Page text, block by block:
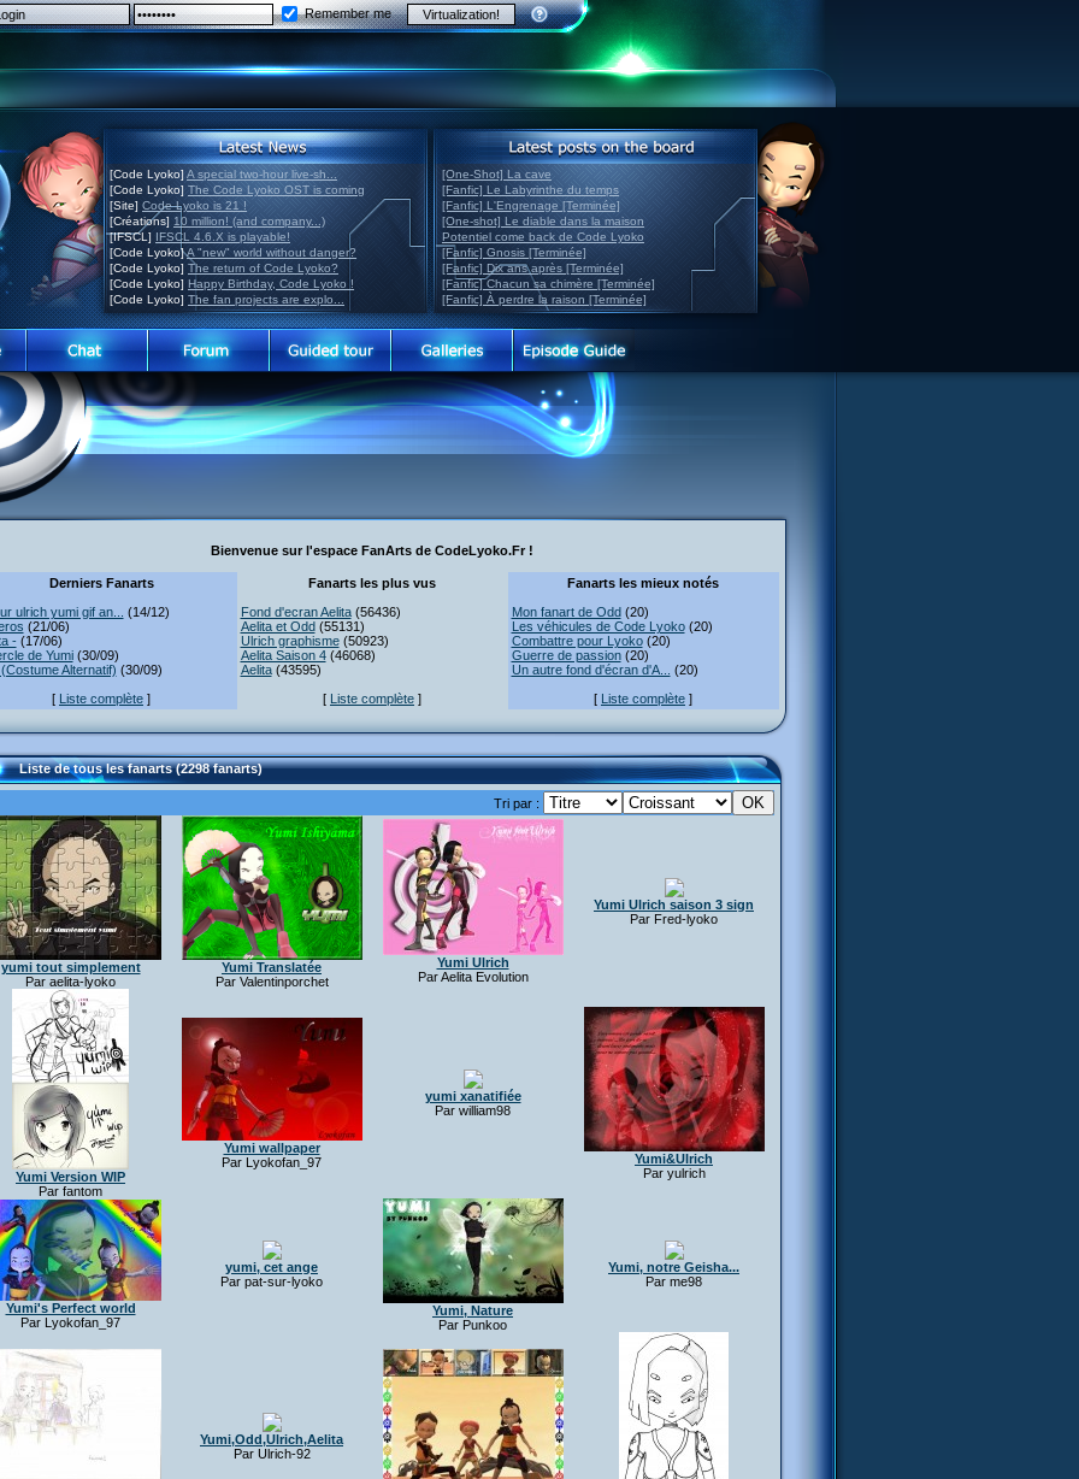
Remember me
[Code Lyoko] A special two-hour live-sh...
[Code Lyoko] The Code Lyoko OST is coming
[Site] Code Lyoko is 21 !
[Créations] 10 million! (and company...)
[IFSCL] IFSCL 4.6.X is playable!
[Code Lyoko]A "new" world without danger?
[Code Lyoko] The return of Code Lyoko?
[Code Lyoko] Happy Birthday, Code Lyoko !
[Code Lyoko] The fan projects are explo...
[One-Shot] La cave
[Fanfic] Le Labyrinthe du temps
[Fanfic] L'Engrenage [Terminée]
[One-shot] Le diable dans la maison
Potentiel come back de Code Lyoko
[Fanfic] Gnosis [Terminée]
[Fanfic] Dix ans après [Terminée]
[Fanfic] Chacun sa chimère [Terminée]
[Fanfic] À perdre la raison [Terminée]
Bienvenue sur l'espace FanArts de CodeLyoko.Fr !
Derniers Fanarts
ulrich yumi gif an...
(14/12)
(21/06)
-(17/06)
de Yumi(30/09)
Alternatif) (30/09)
[ Liste complète ]
Fanarts les plus vus
Fond d'ecran Aelita(56436)
Aelita et Odd(55131)
Ulrich graphisme(50923)
Aelita Saison 4(46068)
Aelita(43595)
[ Liste complète ]
Fanarts les mieux notés
Mon fanart de Odd(20)
Les véhicules de Code Lyoko(20)
Combattre pour Lyoko(20)
Guerre de passion(20)
Un autre fond d'écran d'A...
(20)
[ Liste complète ]
Liste de tous les fanarts (2298 fanarts)
Tri par :
yumi tout simplement
Par aelita-lyoko
Yumi Translatée
Par Valentinporchet
Yumi Ulrich
Par Aelita Evolution
Yumi Ulrich saison 3 sign
Par Fred-lyoko
Yumi Version WIP
Par fantom
Yumi wallpaper
Par Lyokofan_97
yumi xanatifiée
Par william98
Yumi&Ulrich
Par yulrich
Yumi's Perfect world
Par Lyokofan_97
yumi, cet ange
Par pat-sur-lyoko
Yumi, Nature
Par Punkoo
Yumi, notre Geisha...
Par me98
Yumi,Odd,Ulrich,Aelita
Par Ulrich-92